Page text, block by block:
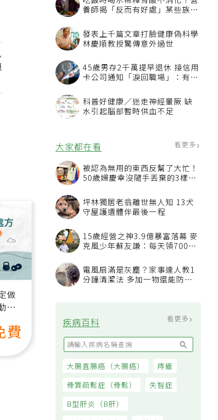
吃飯時喝水稀釋胃酸不消化？營
養師揭「反而有好處」某些族群
發表上千篇文章打臉健康偽科學
林慶順教授驚傳意外過世
45歲男存2千萬提早退休 接信用
卡公司通知「淚回職場」：有錢
科普好健康／迷走神經暈厥 缺
水引起腦部暫時供血不足
大家都在看
被認為無用的東西反幫了大忙！
50歲婦慶幸沒隨手丟棄的3樣物
坪林獨居老翁離世無人知 13犬
守屋護遺體伴最後一程
15歲經營之神3.9億暴富落幕 麥
克風少年蘇友謙：每天領700元
電風扇滿是灰塵？家事達人教1
疾病百科
做
、
能
費